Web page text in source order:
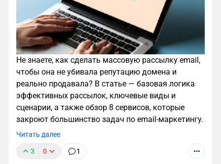
Не знаете, как сделать массовую рассылку email,
чтобы она не убивала репутацию домена и
реально продавала? В статье — базовая логика
эффективных рассылок, ключевые виды и
сценарии, а также обзор 8 сервисов, которые
закроют большинство задач по email‑маркетингу.
Читать далее
3 0 1